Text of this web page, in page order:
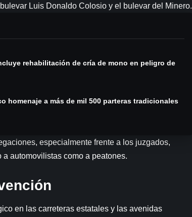
Luis Donaldo Colosio y el bulevar del Minero.
rehabilitación de cría de mono en peligro de
homenaje a más de mil 500 parteras tradicionales
especialmente frente a los juzgados,
automovilistas como a peatones.
en las carreteras estatales y las avenidas